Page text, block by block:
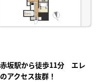
赤坂駅から徒歩11分 エレ
アクセス抜群！